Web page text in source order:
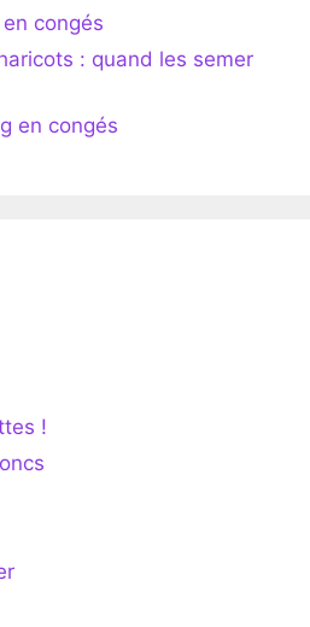
en congés
: quand les semer
en congés
!